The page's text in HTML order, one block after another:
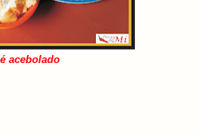
acebolado